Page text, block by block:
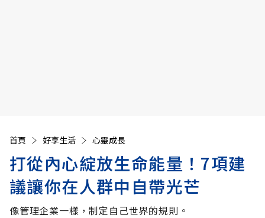
首頁 好享生活 心靈成長
打從內心綻放生命能量！7項建
議讓你在人群中自帶光芒
像管理企業一樣，制定自己世界的規則。